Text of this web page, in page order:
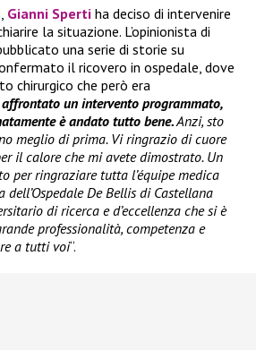
Gianni Sperti ha deciso di intervenire
la situazione. L’opinionista di
una serie di storie su
il ricovero in ospedale, dove
chirurgico che però era
affrontato un intervento programmato,
è andato tutto bene.Anzi, sto
meglio di prima. Vi ringrazio di cuore
il calore che mi avete dimostrato. Un
per ringraziare tutta l’équipe medica
De Bellis di Castellana
di ricerca e d’eccellenza che si è
professionalità, competenza e
a tutti voi“.